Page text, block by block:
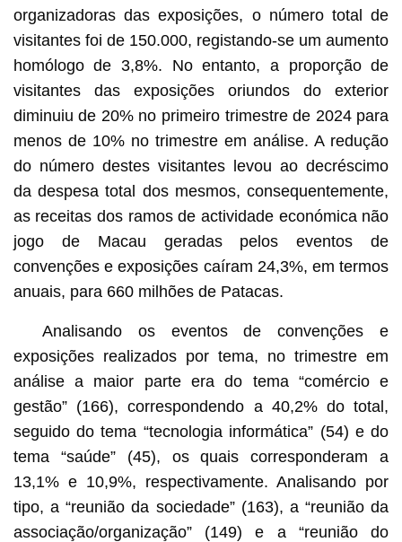
organizadoras das exposições, o número total de
visitantes foi de 150.000, registando-se um aumento
homólogo de 3,8%. No entanto, a proporção de
visitantes das exposições oriundos do exterior
diminuiu de 20% no primeiro trimestre de 2024 para
menos de 10% no trimestre em análise. A redução
do número destes visitantes levou ao decréscimo
da despesa total dos mesmos, consequentemente,
as receitas dos ramos de actividade económica não
jogo de Macau geradas pelos eventos de
convenções e exposições caíram 24,3%, em termos
anuais, para 660 milhões de Patacas.
Analisando os eventos de convenções e
exposições realizados por tema, no trimestre em
análise a maior parte era do tema “comércio e
gestão” (166), correspondendo a 40,2% do total,
seguido do tema “tecnologia informática” (54) e do
tema “saúde” (45), os quais corresponderam a
13,1% e 10,9%, respectivamente. Analisando por
tipo, a “reunião da sociedade” (163), a “reunião da
associação/organização” (149) e a “reunião do